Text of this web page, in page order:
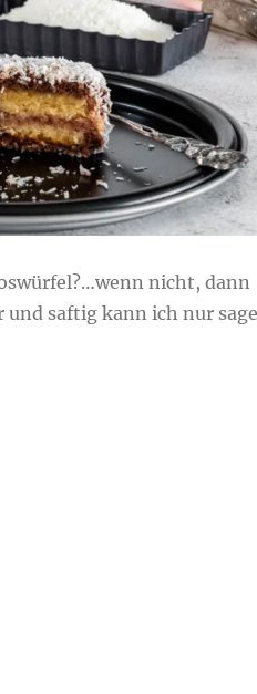
nicht, dann
und saftig kann ich nur